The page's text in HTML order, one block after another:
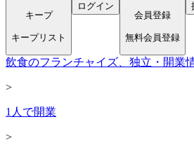
キープ
キープリスト
ログイン
会員登録
無料会員登録
飲食のフランチャイズ、独立・開業
>
1人で開業
>